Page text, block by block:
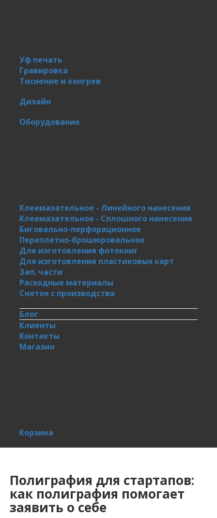
Уф печать
Гравировка
Тиснение и конгрев
Дизайн
Оборудование
Клеемазательное - Линейного нанесения
Клеемазательное - Сплошного нанесения
Биговально-перфорационное
Переплетно-брошюровальное
Для изготовления фотокниг
Для изготовления пластиковых карт
Зап. части
Расходные материалы
Снятое с производства
Блог
Клиенты
Контакты
Магазин
Корзина
Полиграфия для стартапов:
как полиграфия помогает
заявить о себе